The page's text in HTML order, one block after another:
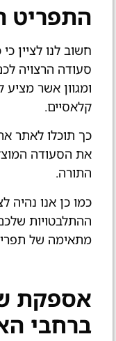
התפריט
חשוב לנו לציין
סעודה הרצויה
ומגוון אשר
קלאסיים.
כך תוכלו לאתר
את הסעודה
התורה.
כמו כן אנו
ההתלבטויות
מתאימה של
אספקת
ברחבי